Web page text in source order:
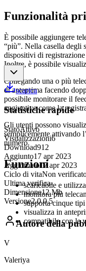
Funzionalità
È possibile aggiungere
“più”. Nella casella degli
dispositivi di
Inoltre, è possibile
Collegando una o più
di anteprima facendo
possibile monitorare il
aggiuntive come la
Gli utenti possono
semplicemente attivando
numero.
Funzioni
scaricabile e
monitora più
supporta cinque
visualizza in
compatibile con le
scarica
Statistiche rapide
StatoAttivo
Visualizzazioni6
Download912
Aggiunto17 apr 2023
Aggiornato17 apr 2023
Ciclo di vitaNon
Ultima verifica-
Dimensione12 Mb
Versione2.0.0.5
Autore della
V
Valeriya